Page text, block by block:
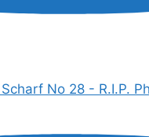
No 28 - R.I.P.